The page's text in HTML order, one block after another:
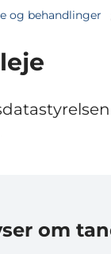
og behandlinger
om